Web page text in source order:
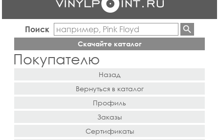
Поиск
Скачайте каталог
Покупателю
Назад
Вернуться в каталог
Профиль
Заказы
Сертификаты